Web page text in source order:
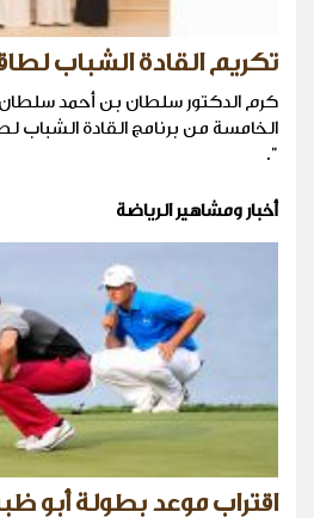
تكريم القادة الشباب
كرم الدكتور سلطان بن أحمد سلطان
".
أخبار ومشاهير الرياضة